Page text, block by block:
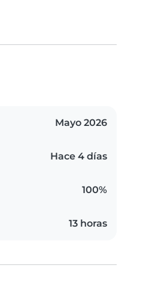
Mayo 2026
Hace 4 días
100%
13 horas